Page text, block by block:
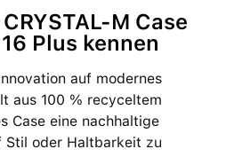
M Case
Plus kennen
auf modernes
aus 100 % recyceltem
Case eine nachhaltige
Stil oder Haltbarkeit zu